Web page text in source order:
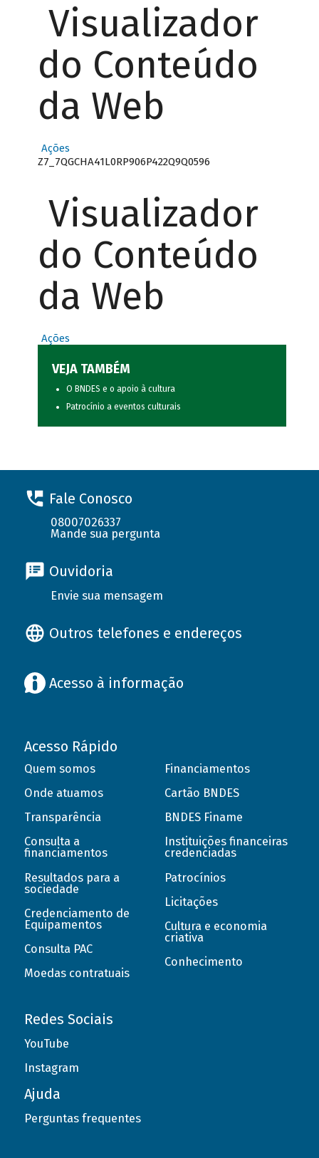
Visualizador
do Conteúdo
da Web
Ações
Z7_7QGCHA41L0RP906P422Q9Q0596
Visualizador
do Conteúdo
da Web
Ações
VEJA TAMBÉM
O BNDES e o apoio à cultura
Patrocínio a eventos culturais
Fale Conosco
08007026337
Mande sua pergunta
Ouvidoria
Envie sua mensagem
Outros telefones e endereços
Acesso à informação
Acesso Rápido
Quem somos
Onde atuamos
Transparência
Consulta a
financiamentos
Resultados para a
sociedade
Credenciamento de
Equipamentos
Consulta PAC
Moedas contratuais
Financiamentos
Cartão BNDES
BNDES Finame
Instituições financeiras
credenciadas
Patrocínios
Licitações
Cultura e economia
criativa
Conhecimento
Redes Sociais
YouTube
Instagram
Ajuda
Perguntas frequentes